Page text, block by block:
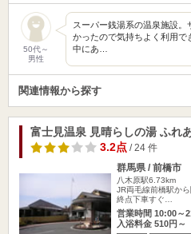
50代～
男性
スーパー銭湯系の温泉施設
かったので気持ちよく利用で
中にあ…
関連情報から探す
富士見温泉 見晴らしの湯 ふれ
3.2点/ 24 件
群馬県 / 前橋市
八木原駅6.73km
JR両毛線前橋駅か
終点下車すぐ…
営業時間 10:00～
入浴料金 510円～